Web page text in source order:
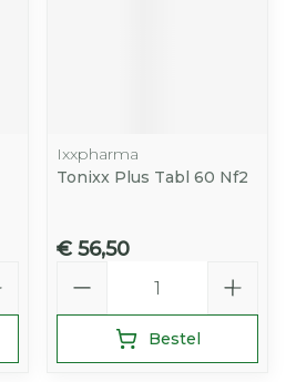
Ixxpharma
Tonixx Plus Tabl 60 Nf2
€ 56,50
Bestel